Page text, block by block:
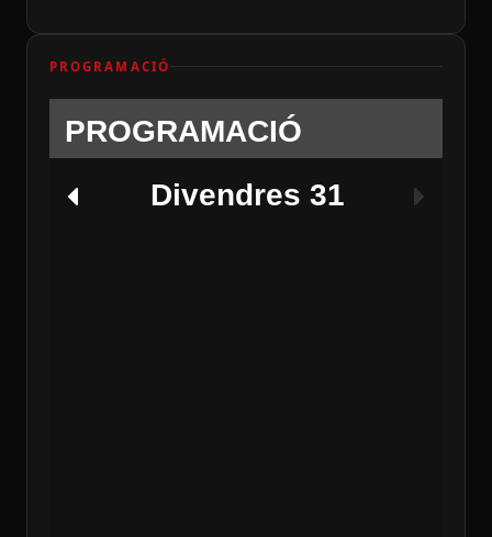
PROGRAMACIÓ
PROGRAMACIÓ
Divendres 31